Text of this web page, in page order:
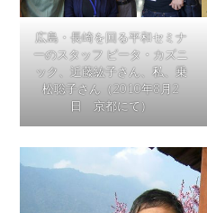
広島・長崎を回る平和セミナ
ーのスタッフ ピータ・カズニ
ック、近藤紘子さん、私、乗
松聡子さん（2010年8月2
日 京都にて）